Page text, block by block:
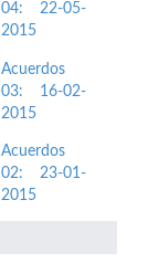
04: 22-05-
2015
Acuerdos
03: 16-02-
2015
Acuerdos
02: 23-01-
2015